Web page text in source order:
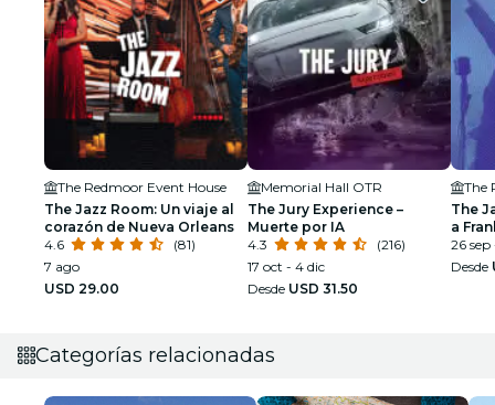
The Redmoor Event House
The Jazz Room: Un viaje al
corazón de Nueva Orleans
4.6
(81)
7 ago
USD 29.00
Memorial Hall OTR
The Jury Experience –
Muerte por IA
4.3
(216)
17 oct - 4 dic
Desde USD 31.50
The
The
a
26 sep
Desde
Categorías relacionadas